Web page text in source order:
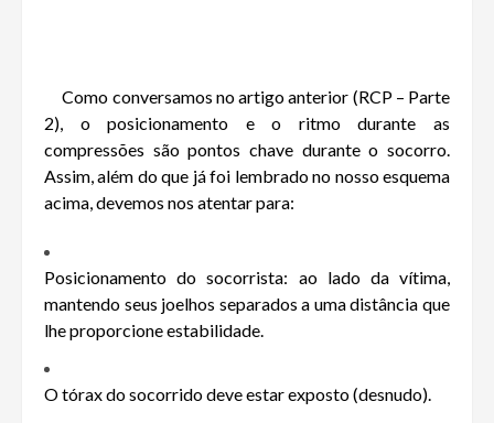
Como conversamos no artigo anterior (RCP – Parte
2), o posicionamento e o ritmo durante as
compressões são pontos chave durante o socorro.
Assim, além do que já foi lembrado no nosso esquema
acima, devemos nos atentar para:
Posicionamento do socorrista: ao lado da vítima,
mantendo seus joelhos separados a uma distância que
lhe proporcione estabilidade.
O tórax do socorrido deve estar exposto (desnudo).